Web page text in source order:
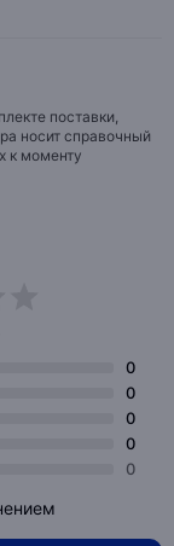
поставки,
носит справочный
к моменту
0
0
0
0
0